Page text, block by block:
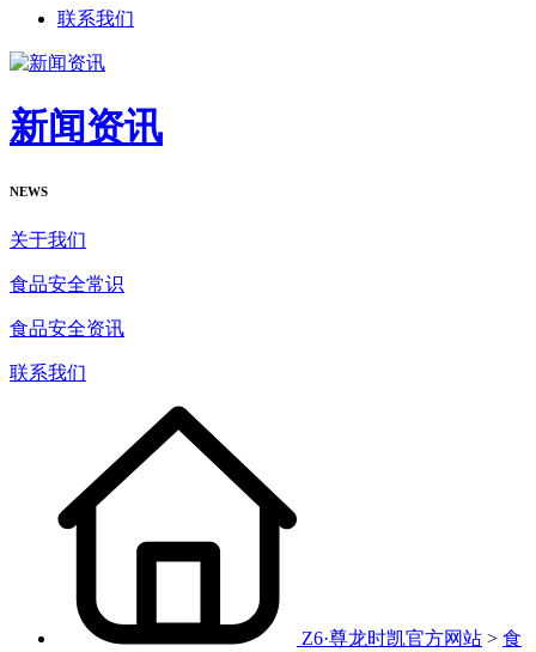
联系我们
新闻资讯
NEWS
关于我们
食品安全常识
食品安全资讯
联系我们
Z6·尊龙时凯官方网站 > 食